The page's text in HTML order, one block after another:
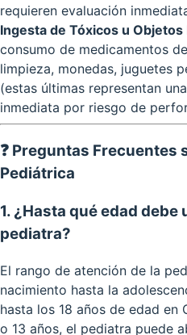
requieren evaluación
Ingesta de Tóxicos u Objetos
consumo de medicamentos
limpieza, monedas, juguetes
(estas últimas representan
inmediata por riesgo de
❓ Preguntas Frecuentes
Pediátrica
1. ¿Hasta qué edad debe
pediatra?
El rango de atención de la
nacimiento hasta la
hasta los 18 años de edad en
o 13 años, el pediatra puede